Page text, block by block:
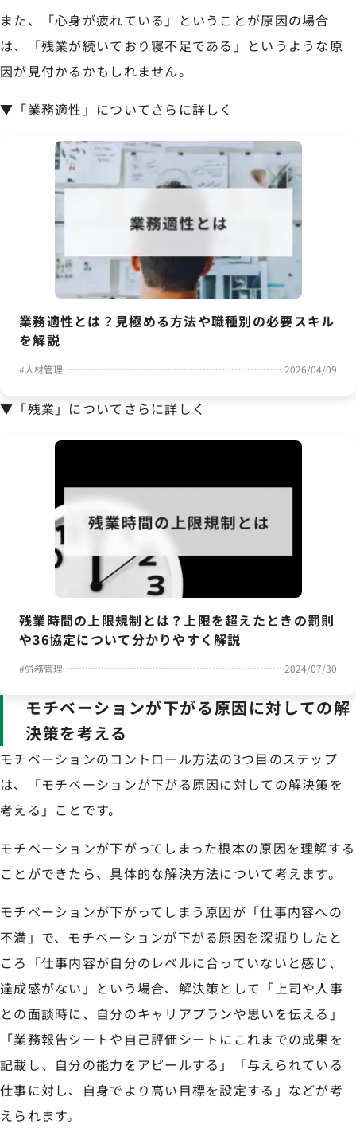
また、「心身が疲れている」ということが原因の場合
は、「残業が続いており寝不足である」というような原
因が見付かるかもしれません。
▼「業務適性」についてさらに詳しく
業務適性とは？見極める方法や職種別の必要スキル
を解説
#人材管理 2026/04/09
▼「残業」についてさらに詳しく
残業時間の上限規制とは？上限を超えたときの罰則
や36協定について分かりやすく解説
#労務管理 2024/07/30
モチベーションが下がる原因に対しての解
決策を考える
モチベーションのコントロール方法の3つ目のステップ
は、「モチベーションが下がる原因に対しての解決策を
考える」ことです。
モチベーションが下がってしまった根本の原因を理解する
ことができたら、具体的な解決方法について考えます。
モチベーションが下がってしまう原因が「仕事内容への
不満」で、モチベーションが下がる原因を深掘りしたと
ころ「仕事内容が自分のレベルに合っていないと感じ、
達成感がない」という場合、解決策として「上司や人事
との面談時に、自分のキャリアプランや思いを伝える」
「業務報告シートや自己評価シートにこれまでの成果を
記載し、自分の能力をアピールする」「与えられている
仕事に対し、自身でより高い目標を設定する」などが考
えられます。